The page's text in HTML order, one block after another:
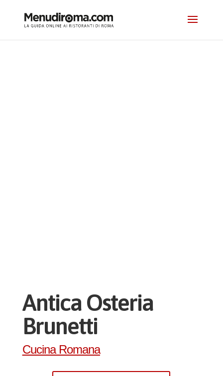
Antica Osteria
Brunetti
Cucina Romana